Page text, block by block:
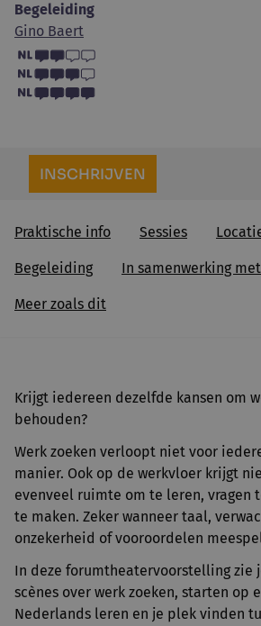
Begeleiding
Gino Baert
INSCHRIJVEN
Praktische info Sessies
Begeleiding In samenwerking met
Meer zoals dit
Krijgt iedereen dezelfde kansen om
behouden?
Werk zoeken verloopt niet voor
manier. Ook op de werkvloer krijgt
evenveel ruimte om te leren, vragen
te maken. Zeker wanneer taal,
onzekerheid of vooroordelen
In deze forumtheatervoorstelling zie
scènes over werk zoeken, starten op
Nederlands leren en je plek vinden